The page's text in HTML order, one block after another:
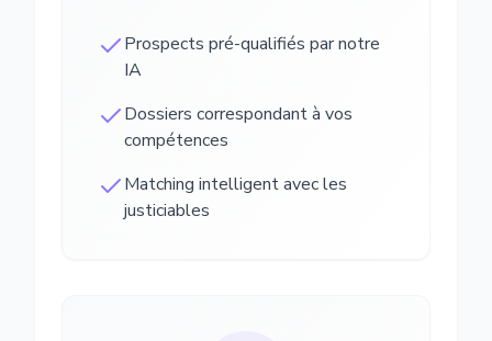
Prospects pré-qualifiés par notre
IA
Dossiers correspondant à vos
compétences
Matching intelligent avec les
justiciables